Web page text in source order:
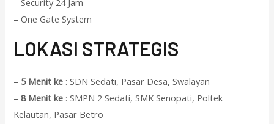
– One Gate System
LOKASI STRATEGIS
– 5 Menit ke : SDN Sedati, Pasar Desa, Swalayan
–8 Menit ke : SMPN 2 Sedati, SMK Senopati, Poltek
Kelautan, Pasar Betro